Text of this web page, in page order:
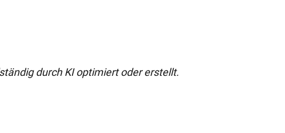
durch KI optimiert oder erstellt.